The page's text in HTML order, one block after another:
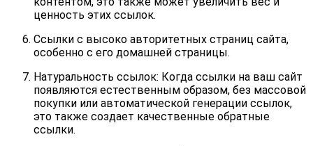
ценность этих ссылок.
Ссылки с высоко авторитетных страниц сайта,
особенно с его домашней страницы.
Натуральность ссылок: Когда ссылки на ваш сайт
появляются естественным образом, без массовой
покупки или автоматической генерации ссылок,
это также создает качественные обратные
ссылки.